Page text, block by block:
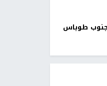
جنوب طوباس